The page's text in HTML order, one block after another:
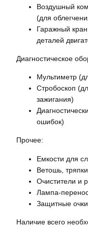
Воздушный
(для
Гаражный
деталей
Диагностическое
Мультиметр
Стробоскоп
зажигания)
ошибок)
Прочее:
Емкости для
Ветошь,
Очистители и
Лампа-
Защитные
Наличие всего